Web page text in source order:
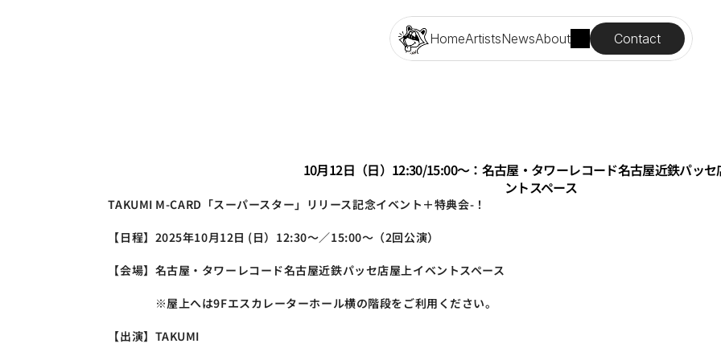
HomeArtistsNewsAbout Contact
10月12日（日）12:30/15:00～：名古屋・タワーレコード名古屋近鉄パッ
ントスペース
TAKUMI M-CARD「スーパースター」リリース記念イベント＋特典会-！
【日程】2025年10月12日 (日）12:30～／15:00～（2回公演）
【会場】名古屋・タワーレコード名古屋近鉄パッセ店屋上イベントスペース
※屋上へは9Fエスカレーターホール横の階段をご利用ください。
【出演】TAKUMI